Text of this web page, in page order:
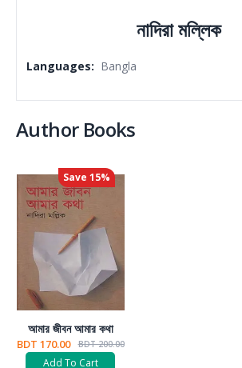
নাদিরা মল্লিক
Languages: Bangla
Author Books
Save 15%
আমার জীবন আমার কথা
BDT 170.00 BDT 200.00
Add To Cart